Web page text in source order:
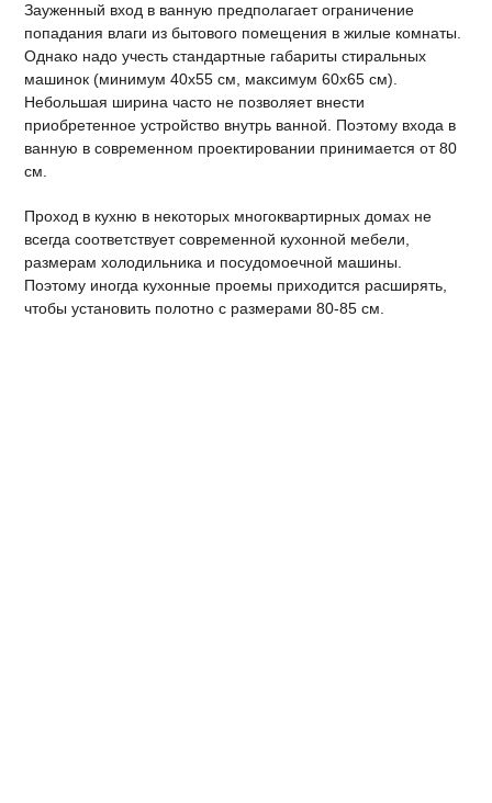
Зауженный вход в ванную предполагает ограничение
попадания влаги из бытового помещения в жилые комнаты.
Однако надо учесть стандартные габариты стиральных
машинок (минимум 40х55 см, максимум 60х65 см).
Небольшая ширина часто не позволяет внести
приобретенное устройство внутрь ванной. Поэтому входа в
ванную в современном проектировании принимается от 80
см.
Проход в кухню в некоторых многоквартирных домах не
всегда соответствует современной кухонной мебели,
размерам холодильника и посудомоечной машины.
Поэтому иногда кухонные проемы приходится расширять,
чтобы установить полотно с размерами 80-85 см.